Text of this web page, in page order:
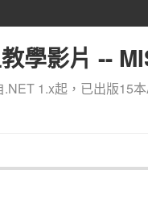
學影片 --
1.x起，已出版15